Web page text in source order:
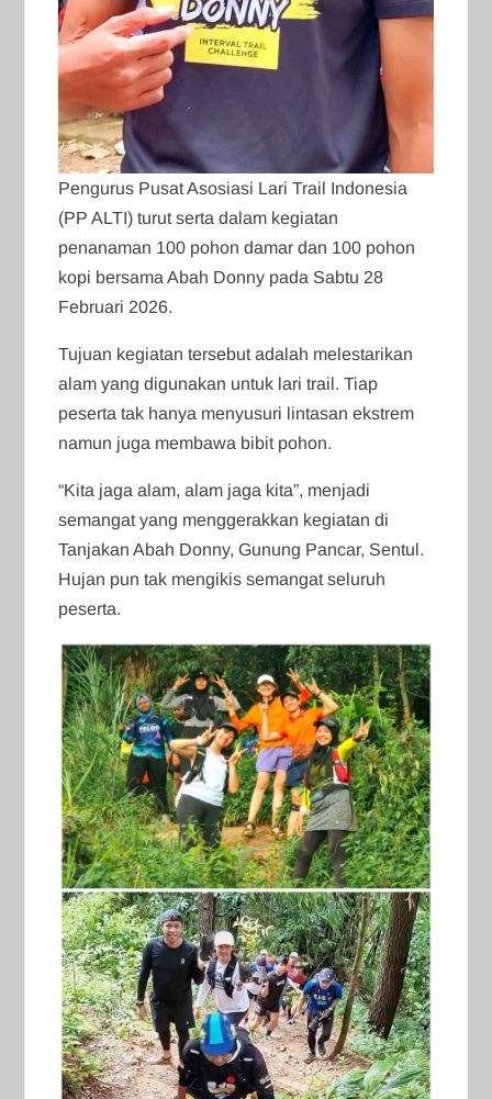
Pengurus Pusat Asosiasi Lari Trail Indonesia
(PP ALTI) turut serta dalam kegiatan
penanaman 100 pohon damar dan 100 pohon
kopi bersama Abah Donny pada Sabtu 28
Februari 2026.
Tujuan kegiatan tersebut adalah melestarikan
alam yang digunakan untuk lari trail. Tiap
peserta tak hanya menyusuri lintasan ekstrem
namun juga membawa bibit pohon.
“Kita jaga alam, alam jaga kita”, menjadi
semangat yang menggerakkan kegiatan di
Tanjakan Abah Donny, Gunung Pancar, Sentul.
Hujan pun tak mengikis semangat seluruh
peserta.